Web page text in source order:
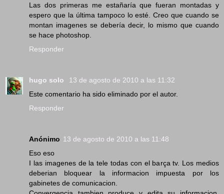
Las dos primeras me estañaría que fueran montadas y
espero que la última tampoco lo esté. Creo que cuando se
montan imagenes se debería decir, lo mismo que cuando
se hace photoshop.
Responder
hugo solo
13 de agosto de 2010 a las 11:32
Este comentario ha sido eliminado por el autor.
Responder
Anónimo 13 de agosto de 2010 a las 11:48
Eso eso
I las imagenes de la tele todas con el barça tv. Los medios
deberian bloquear la informacion impuesta por los
gabinetes de comunicacion.